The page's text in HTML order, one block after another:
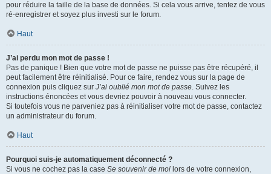
pour réduire la taille de la base de données. Si cela vous arrive, tentez de vous
ré-enregistrer et soyez plus investi sur le forum.
Haut
J’ai perdu mon mot de passe !
Pas de panique ! Bien que votre mot de passe ne puisse pas être récupéré, il
peut facilement être réinitialisé. Pour ce faire, rendez vous sur la page de
connexion puis cliquez sur J’ai oublié mon mot de passe. Suivez les
instructions énoncées et vous devriez pouvoir à nouveau vous connecter.
Si toutefois vous ne parveniez pas à réinitialiser votre mot de passe, contactez
un administrateur du forum.
Haut
Pourquoi suis-je automatiquement déconnecté ?
Si vous ne cochez pas la case Se souvenir de moi lors de votre connexion,